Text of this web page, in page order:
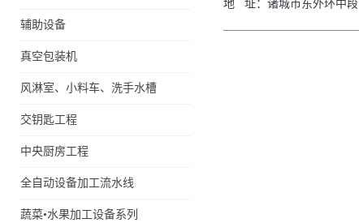
辅助设备
真空包装机
风淋室、小料车、洗手水槽
等
交钥匙工程
中央厨房工程
全自动设备加工流水线
蔬菜•水果加工设备系列生产线（虾稻虾油炸加工
地 址： 诸城市东外环中段